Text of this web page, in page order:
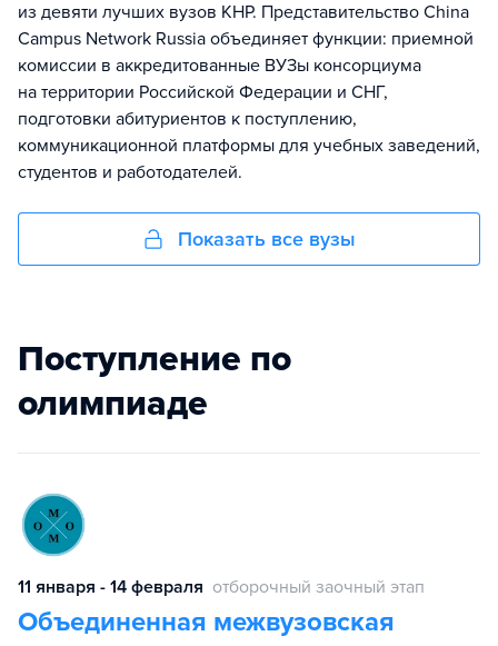
из девяти лучших вузов КНР. Представительство China
Campus Network Russia объединяет функции: приемной
комиссии в аккредитованные ВУЗы консорциума
на территории Российской Федерации и СНГ,
подготовки абитуриентов к поступлению,
коммуникационной платформы для учебных заведений,
студентов и работодателей.
Показать все вузы
Поступление по
олимпиаде
11 января - 14 февраля отборочный заочный этап
Объединенная межвузовская